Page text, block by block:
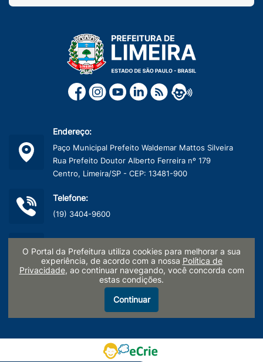
Endereço:
Paço Municipal Prefeito Waldemar Mattos Silveira
Rua Prefeito Doutor Alberto Ferreira nº 179
Centro, Limeira/SP - CEP: 13481-900
Telefone:
(19) 3404-9600
45.132.495/0001-40
Termo de Uso e Políticas de Privacidade
LGPD - Pesquisa de Satisfação
O Portal da Prefeitura utiliza cookies para melhorar a sua
experiência, de acordo com a nossa Política de
Privacidade, ao continuar navegando, você concorda com
estas condições.
Continuar